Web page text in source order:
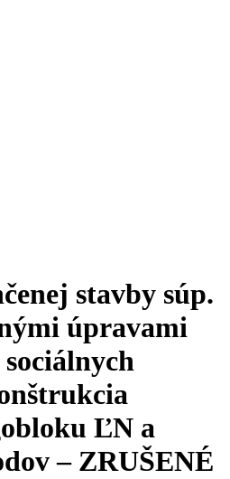
stavby súp.
úpravami
ĽN a
– ZRUŠENÉ